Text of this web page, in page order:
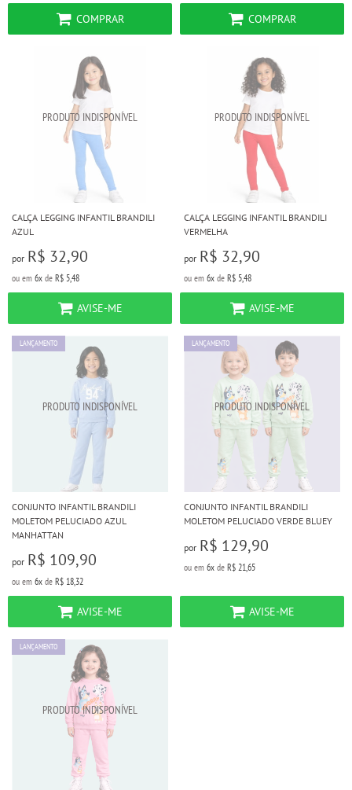
COMPRAR COMPRAR
CALÇA LEGGING INFANTIL BRANDILI
AZUL
por R$ 32,90
ou em 6x de R$ 5,48
AVISE-ME
CALÇA LEGGING INFANTIL BRANDILI
VERMELHA
por R$ 32,90
ou em 6x de R$ 5,48
AVISE-ME
LANÇAMENTO
CONJUNTO INFANTIL BRANDILI
MOLETOM PELUCIADO AZUL
MANHATTAN
por R$ 109,90
ou em 6x de R$ 18,32
AVISE-ME
LANÇAMENTO
CONJUNTO INFANTIL BRANDILI
MOLETOM PELUCIADO VERDE BLUEY
por R$ 129,90
ou em 6x de R$ 21,65
AVISE-ME
LANÇAMENTO